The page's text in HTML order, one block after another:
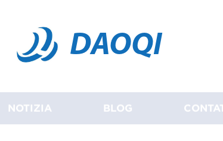
DAOQI
NOTIZIA BLOG